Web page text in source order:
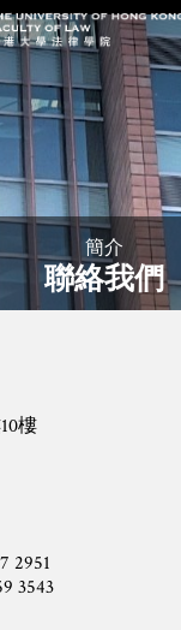
簡介
聯絡我們
樓
2951
3543